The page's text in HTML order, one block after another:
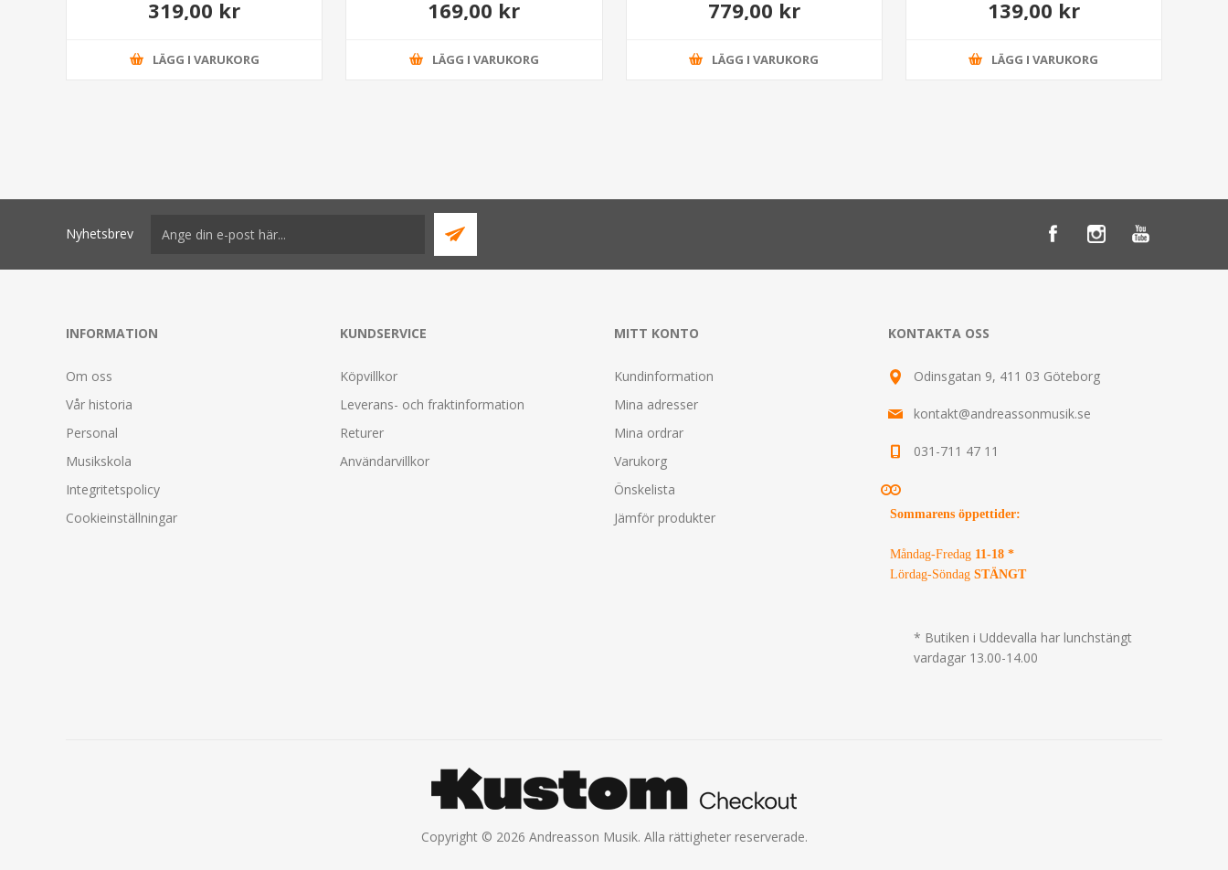
319,00 kr
LÄGG I VARUKORG
169,00 kr
LÄGG I VARUKORG
779,00 kr
LÄGG I VARUKORG
139,00 kr
LÄGG I VARUKORG
Nyhetsbrev
INFORMATION
Om oss
Vår historia
Personal
Musikskola
Integritetspolicy
Cookieinställningar
KUNDSERVICE
Köpvillkor
Leverans- och fraktinformation
Returer
Användarvillkor
MITT KONTO
Kundinformation
Mina adresser
Mina ordrar
Varukorg
Önskelista
Jämför produkter
KONTAKTA OSS
Odinsgatan 9, 411 03 Göteborg
kontakt@andreassonmusik.se
031-711 47 11
Sommarens öppettider:
Måndag-Fredag 11-18 *
Lördag-Söndag STÄNGT
* Butiken i Uddevalla har lunchstängt
vardagar 13.00-14.00
Copyright © 2026 Andreasson Musik. Alla rättigheter reserverade.